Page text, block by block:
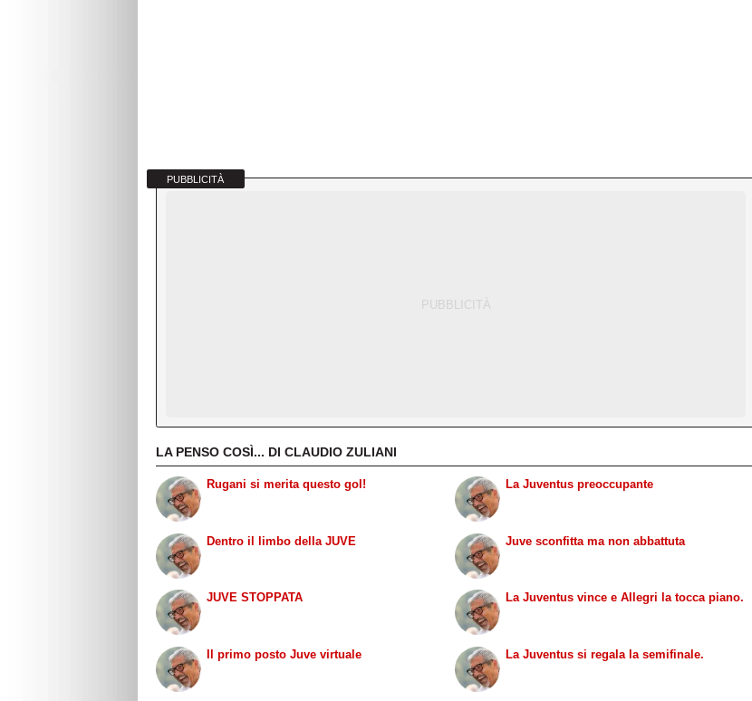
PUBBLICITÀ
LA PENSO COSÌ... DI CLAUDIO ZULIANI
Rugani si merita questo gol!
Dentro il limbo della JUVE
La Juventus preoccupante
Juve sconfitta ma non abbattuta
JUVE STOPPATA
Il primo posto Juve virtuale
La Juventus vince e Allegri la tocca piano.
La Juventus si regala la semifinale.